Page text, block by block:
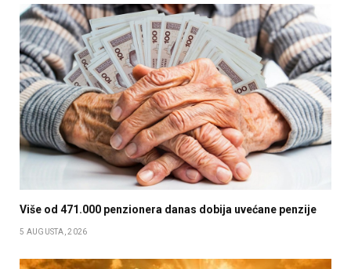
Više od 471.000 penzionera danas dobija uvećane penzije
5 AUGUSTA, 2026